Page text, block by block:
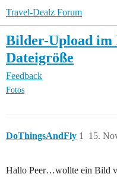
Travel-Dealz Forum
Bilder-Upload
Dateigröße
Feedback
Fotos
DoThingsAndFly 15.
1
Hallo Peer…wollte ein Bild